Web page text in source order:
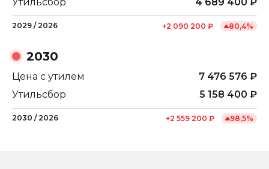
2029 / 2026 +2 090 200 ₽ 80,4%
2030
Цена с утилем 7 476 576 ₽
Утильсбор
5 158 400 ₽
2030 / 2026 +2 559 200 ₽ 98,5%